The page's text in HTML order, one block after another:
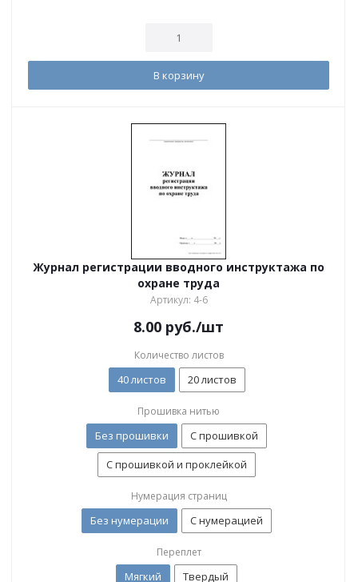
В корзину
Журнал регистрации вводного инструктажа по
охране труда
Артикул: 4-6
8.00 руб./шт
Количество листов
40 листов 20 листов
Прошивка нитью
Без прошивки
С прошивкой
С прошивкой и проклейкой
Нумерация страниц
Без нумерации С нумерацией
Переплет
Мягкий Твердый